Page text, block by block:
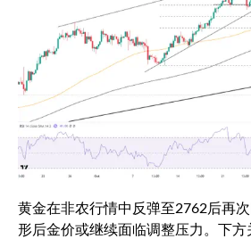
黄金在非农行情中反弹至2762后再
形后金价或继续面临调整压力。下方